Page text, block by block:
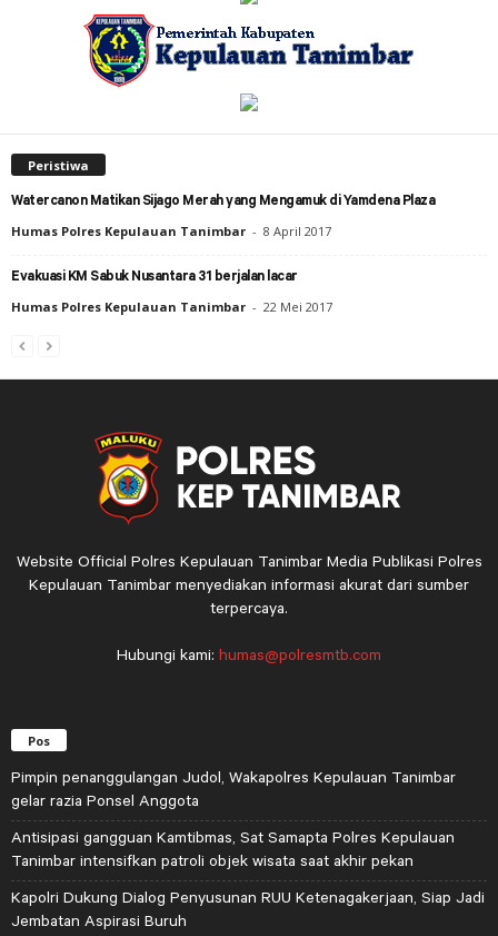
Peristiwa
Watercanon Matikan Sijago Merah yang Mengamuk di Yamdena Plaza
Humas Polres Kepulauan Tanimbar - 8 April 2017
Evakuasi KM Sabuk Nusantara 31 berjalan lacar
Humas Polres Kepulauan Tanimbar - 22 Mei 2017
Website Official Polres Kepulauan Tanimbar Media Publikasi Polres
Kepulauan Tanimbar menyediakan informasi akurat dari sumber
terpercaya.
Hubungi kami: humas@polresmtb.com
Pos
Pimpin penanggulangan Judol, Wakapolres Kepulauan Tanimbar
gelar razia Ponsel Anggota
Antisipasi gangguan Kamtibmas, Sat Samapta Polres Kepulauan
Tanimbar intensifkan patroli objek wisata saat akhir pekan
Kapolri Dukung Dialog Penyusunan RUU Ketenagakerjaan, Siap Jadi
Jembatan Aspirasi Buruh